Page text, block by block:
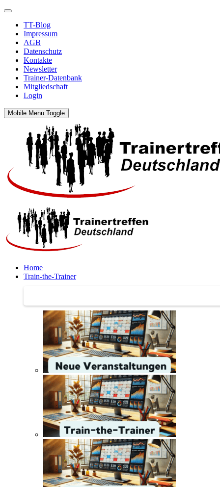
TT-Blog
Impressum
AGB
Datenschutz
Kontakte
Newsletter
Trainer-Datenbank
Mitgliedschaft
Login
Mobile Menu Toggle
Home
Train-the-Trainer